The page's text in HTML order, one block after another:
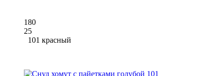
180
25
101 красный